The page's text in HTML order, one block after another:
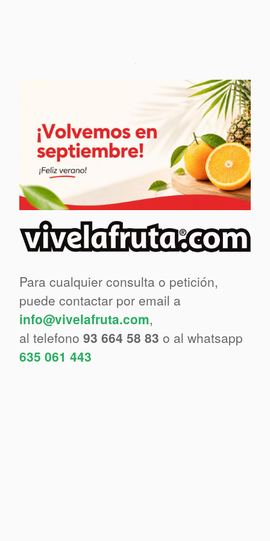
Para cualquier consulta o petición,
puede contactar por email a
info@vivelafruta.com,
al telefono 93 664 58 83 o al whatsapp
635 061 443